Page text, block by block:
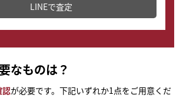
LINEで査定
なものは？
認が必要です。下記いずれか1点をご用意くだ